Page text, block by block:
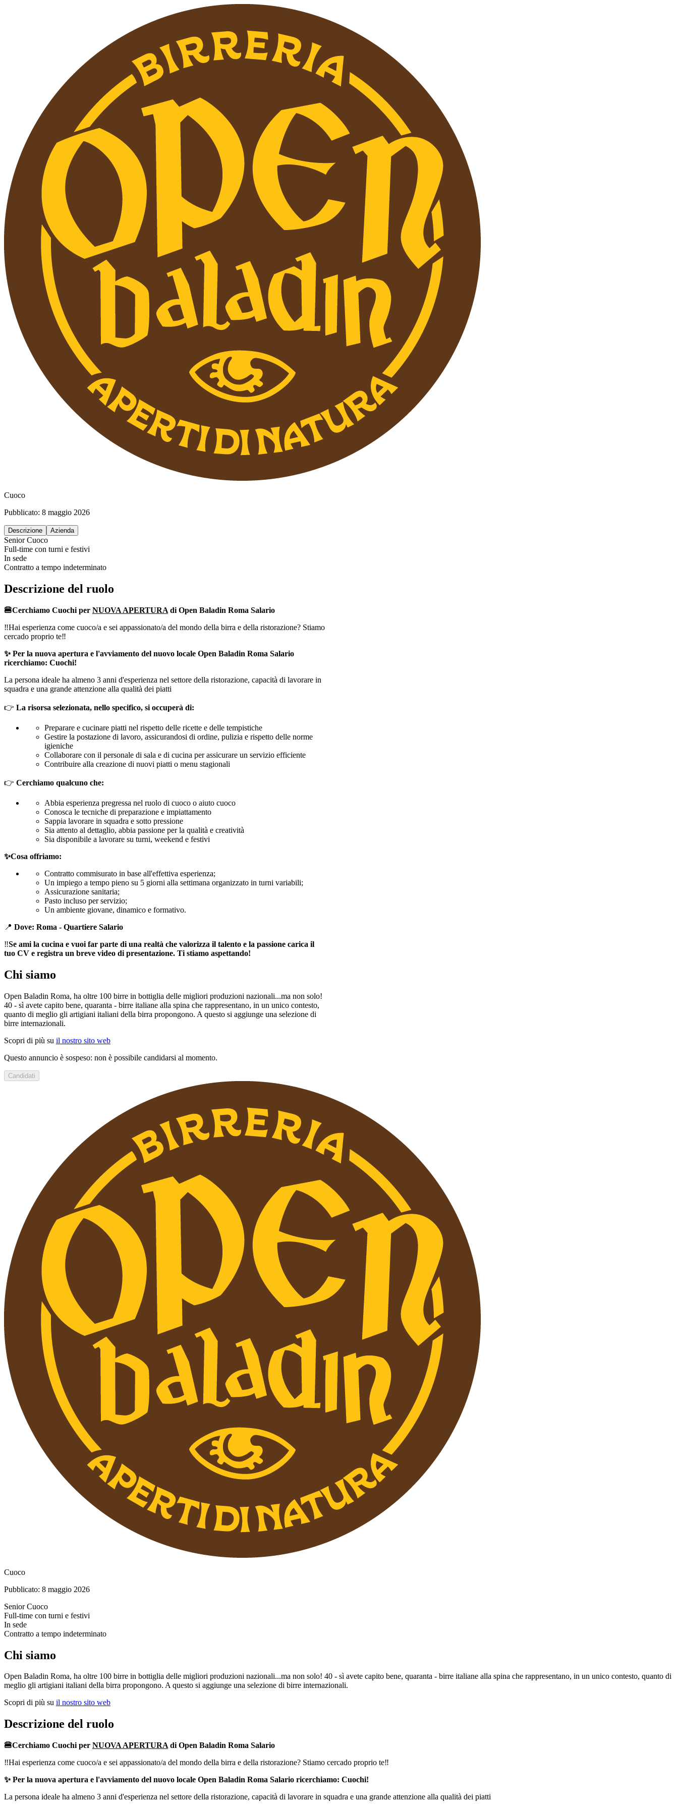
Cuoco
Pubblicato: 8 maggio 2026
Descrizione Azienda
Senior Cuoco
Full-time con turni e festivi
In sede
Contratto a tempo indeterminato
Descrizione del ruolo
🍔Cerchiamo Cuochi per NUOVA APERTURA di Open Baladin Roma Salario
‼️Hai esperienza come cuoco/a e sei appassionato/a del mondo della birra e della ristorazione? Stiamo
cercado proprio te‼️
✨ Per la nuova apertura e l'avviamento del nuovo locale Open Baladin Roma Salario
ricerchiamo: Cuochi!
La persona ideale ha almeno 3 anni d'esperienza nel settore della ristorazione, capacità di lavorare in
squadra e una grande attenzione alla qualità dei piatti
👉 La risorsa selezionata, nello specifico, si occuperà di:
Preparare e cucinare piatti nel rispetto delle ricette e delle tempistiche
Gestire la postazione di lavoro, assicurandosi di ordine, pulizia e rispetto delle norme
igieniche
Collaborare con il personale di sala e di cucina per assicurare un servizio efficiente
Contribuire alla creazione di nuovi piatti o menu stagionali
👉 Cerchiamo qualcuno che:
Abbia esperienza pregressa nel ruolo di cuoco o aiuto cuoco
Conosca le tecniche di preparazione e impiattamento
Sappia lavorare in squadra e sotto pressione
Sia attento al dettaglio, abbia passione per la qualità e creatività
Sia disponibile a lavorare su turni, weekend e festivi
✨Cosa offriamo:
Contratto commisurato in base all'effettiva esperienza;
Un impiego a tempo pieno su 5 giorni alla settimana organizzato in turni variabili;
Assicurazione sanitaria;
Pasto incluso per servizio;
Un ambiente giovane, dinamico e formativo.
📍 Dove: Roma - Quartiere Salario
‼️Se ami la cucina e vuoi far parte di una realtà che valorizza il talento e la passione carica il
tuo CV e registra un breve video di presentazione. Ti stiamo aspettando!
Chi siamo
Open Baladin Roma, ha oltre 100 birre in bottiglia delle migliori produzioni nazionali...ma non solo!
40 - sì avete capito bene, quaranta - birre italiane alla spina che rappresentano, in un unico contesto,
quanto di meglio gli artigiani italiani della birra propongono. A questo si aggiunge una selezione di
birre internazionali.
Scopri di più su il nostro sito web
Questo annuncio è sospeso: non è possibile candidarsi al momento.
Candidati
Cuoco
Pubblicato: 8 maggio 2026
Senior Cuoco
Full-time con turni e festivi
In sede
Contratto a tempo indeterminato
Chi siamo
Open Baladin Roma, ha oltre 100 birre in bottiglia delle migliori produzioni nazionali...ma non solo! 40 - sì avete capito bene, quaranta - birre italiane alla spina che rappresentano, in un unico contesto, quanto di
meglio gli artigiani italiani della birra propongono. A questo si aggiunge una selezione di birre internazionali.
Scopri di più su il nostro sito web
Descrizione del ruolo
🍔Cerchiamo Cuochi per NUOVA APERTURA di Open Baladin Roma Salario
‼️Hai esperienza come cuoco/a e sei appassionato/a del mondo della birra e della ristorazione? Stiamo cercado proprio te‼️
✨ Per la nuova apertura e l'avviamento del nuovo locale Open Baladin Roma Salario ricerchiamo: Cuochi!
La persona ideale ha almeno 3 anni d'esperienza nel settore della ristorazione, capacità di lavorare in squadra e una grande attenzione alla qualità dei piatti